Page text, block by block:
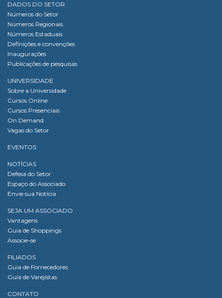
DADOS DO SETOR
Números do Setor
Números Regionais
Números Estaduais
Definições e convenções
Inaugurações
Publicações de pesquisas
UNIVERSIDADE
Sobre a Universidade
Cursos Online
Cursos Presenciais
On Demand
Vagas do Setor
EVENTOS
NOTÍCIAS
Defesa do Setor
Espaço do Associado
Envie sua Notícia
SEJA UM ASSOCIADO
Vantagens
Guia de Shoppings
Associe-se
FILIADOS
Guia de Fornecedores
Guia de Varejistas
CONTATO